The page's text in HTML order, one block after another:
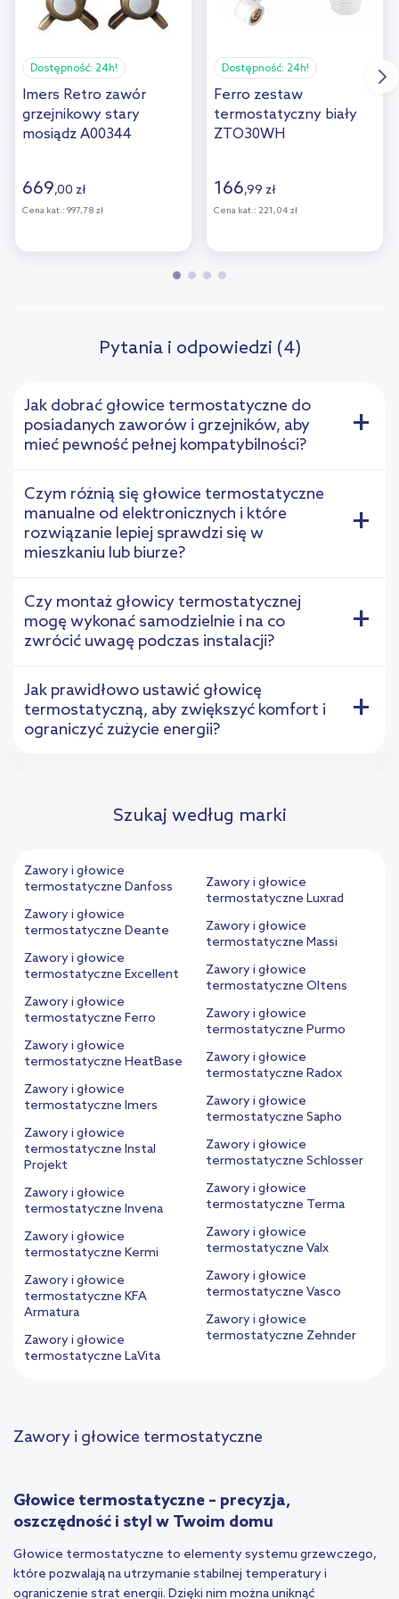
Dostępność: 24h!
Imers Retro zawór
grzejnikowy stary
mosiądz A00344
669,00 zł
Cena kat.: 997,78 zł
Dostępność: 24h!
Ferro zestaw
termostatyczny biały
ZTO30WH
166,99 zł
Cena kat.: 221,04 zł
Pytania i odpowiedzi (4)
Jak dobrać głowice termostatyczne do
posiadanych zaworów i grzejników, aby
mieć pewność pełnej kompatybilności?
+
Czym różnią się głowice termostatyczne
manualne od elektronicznych i które
rozwiązanie lepiej sprawdzi się w
mieszkaniu lub biurze?
+
Czy montaż głowicy termostatycznej
mogę wykonać samodzielnie i na co
zwrócić uwagę podczas instalacji?
+
Jak prawidłowo ustawić głowicę
termostatyczną, aby zwiększyć komfort i
ograniczyć zużycie energii?
+
Szukaj według marki
Zawory i głowice
termostatyczne Danfoss
Zawory i głowice
termostatyczne Deante
Zawory i głowice
termostatyczne Excellent
Zawory i głowice
termostatyczne Ferro
Zawory i głowice
termostatyczne HeatBase
Zawory i głowice
termostatyczne Imers
Zawory i głowice
termostatyczne Instal
Projekt
Zawory i głowice
termostatyczne Invena
Zawory i głowice
termostatyczne Kermi
Zawory i głowice
termostatyczne KFA
Armatura
Zawory i głowice
termostatyczne LaVita
Zawory i głowice
termostatyczne Luxrad
Zawory i głowice
termostatyczne Massi
Zawory i głowice
termostatyczne Oltens
Zawory i głowice
termostatyczne Purmo
Zawory i głowice
termostatyczne Radox
Zawory i głowice
termostatyczne Sapho
Zawory i głowice
termostatyczne Schlosser
Zawory i głowice
termostatyczne Terma
Zawory i głowice
termostatyczne Valx
Zawory i głowice
termostatyczne Vasco
Zawory i głowice
termostatyczne Zehnder
Zawory i głowice termostatyczne
Głowice termostatyczne – precyzja,
oszczędność i styl w Twoim domu
Głowice termostatyczne to elementy systemu grzewczego,
które pozwalają na utrzymanie stabilnej temperatury i
ograniczenie strat energii. Dzięki nim można uniknąć